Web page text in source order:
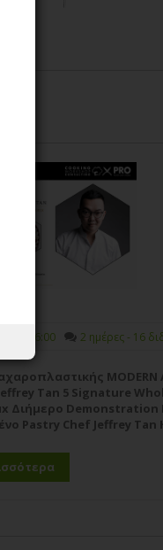
09:00 16:00 2 ημέρες - 16
MODERN
Tan 5 Signature
Διήμερο Demonstration
Pastry Chef Jeffrey Tan
επιπέδου...